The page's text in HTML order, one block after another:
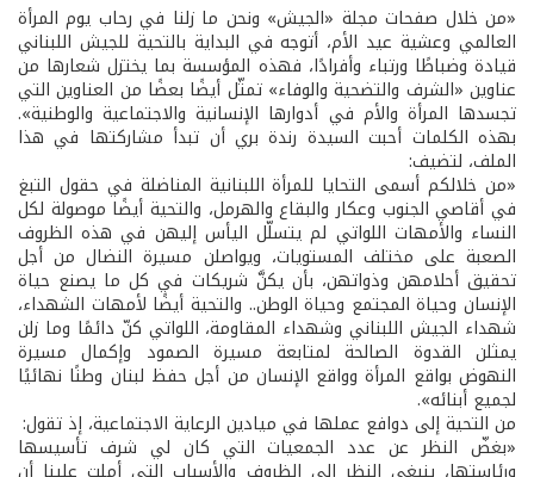
«من خلال صفحات مجلة «الجيش» ونحن ما زلنا في رحاب يوم المرأة
العالمي وعشية عيد الأم، أتوجه في البداية بالتحية للجيش اللبناني
قيادة وضباطًا ورتباء وأفرادًا، فهذه المؤسسة بما يختزل شعارها من
عناوين «الشرف والتضحية والوفاء» تمثّل أيضًا بعضًا من العناوين التي
تجسدها المرأة والأم في أدوارها الإنسانية والاجتماعية والوطنية».
بهذه الكلمات أحبت السيدة رندة بري أن تبدأ مشاركتها في هذا
الملف، لتضيف:
«من خلالكم أسمى التحايا للمرأة اللبنانية المناضلة في حقول التبغ
في أقاصي الجنوب وعكار والبقاع والهرمل، والتحية أيضًا موصولة لكل
النساء والأمهات اللواتي لم يتسلّل اليأس إليهن في هذه الظروف
الصعبة على مختلف المستويات، ويواصلن مسيرة النضال من أجل
تحقيق أحلامهن وذواتهن، بأن يكنَّ شريكات في كل ما يصنع حياة
الإنسان وحياة المجتمع وحياة الوطن.. والتحية أيضًا لأمهات الشهداء،
شهداء الجيش اللبناني وشهداء المقاومة، اللواتي كنّ دائمًا وما زلن
يمثلن القدوة الصالحة لمتابعة مسيرة الصمود وإكمال مسيرة
النهوض بواقع المرأة وواقع الإنسان من أجل حفظ لبنان وطنًا نهائيًا
لجميع أبنائه».
من التحية إلى دوافع عملها في ميادين الرعاية الاجتماعية، إذ تقول:
«بغضّ النظر عن عدد الجمعيات التي كان لي شرف تأسيسها